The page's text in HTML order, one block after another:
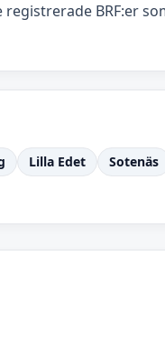
BRF:er
Lilla Edet Sotenäs